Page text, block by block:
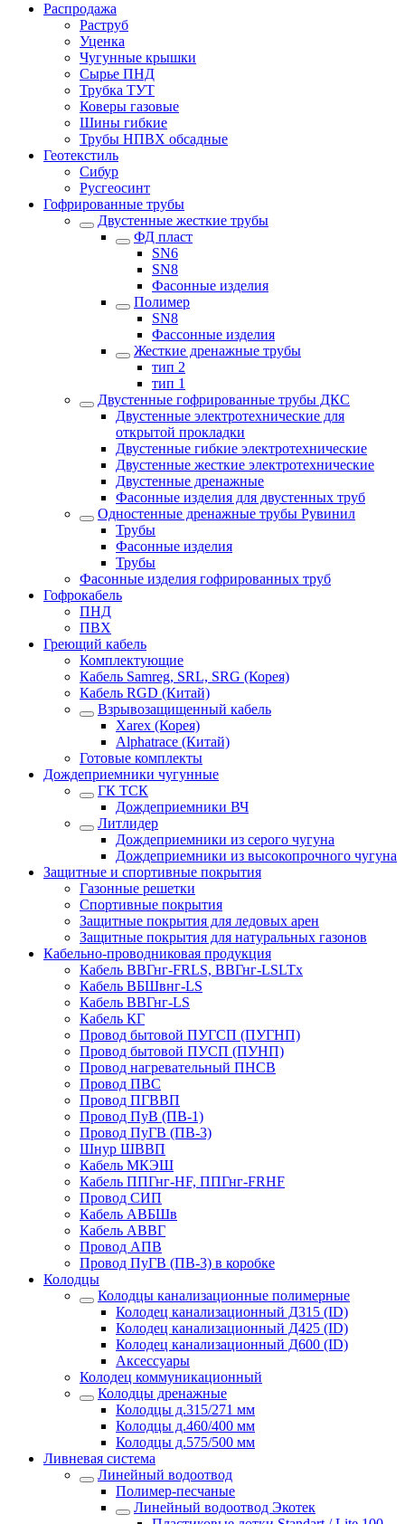
Распродажа
Раструб
Уценка
Чугунные крышки
Сырье ПНД
Трубка ТУТ
Коверы газовые
Шины гибкие
Трубы НПВХ обсадные
Геотекстиль
Сибур
Русгеосинт
Гофрированные трубы
Двустенные жесткие трубы
ФД пласт
SN6
SN8
Фасонные изделия
Полимер
SN8
Фассонные изделия
Жесткие дренажные трубы
тип 2
тип 1
Двустенные гофрированные трубы ДКС
Двустенные электротехнические для
открытой прокладки
Двустенные гибкие электротехнические
Двустенные жесткие электротехнические
Двустенные дренажные
Фасонные изделия для двустенных труб
Одностенные дренажные трубы Рувинил
Трубы
Фасонные изделия
Трубы
Фасонные изделия гофрированных труб
Гофрокабель
ПНД
ПВХ
Греющий кабель
Комплектующие
Кабель Samreg, SRL, SRG (Корея)
Кабель RGD (Китай)
Взрывозащищенный кабель
Xarex (Корея)
Alphatrace (Китай)
Готовые комплекты
Дождеприемники чугунные
ГК ТСК
Дождеприемники ВЧ
Литлидер
Дождеприемники из серого чугуна
Дождеприемники из высокопрочного чугуна
Защитные и спортивные покрытия
Газонные решетки
Спортивные покрытия
Защитные покрытия для ледовых арен
Защитные покрытия для натуральных газонов
Кабельно-проводниковая продукция
Кабель ВВГнг-FRLS, ВВГнг-LSLTx
Кабель ВБШвнг-LS
Кабель ВВГнг-LS
Кабель КГ
Провод бытовой ПУГСП (ПУГНП)
Провод бытовой ПУСП (ПУНП)
Провод нагревательный ПНСВ
Провод ПВС
Провод ПГВВП
Провод ПуВ (ПВ-1)
Провод ПуГВ (ПВ-3)
Шнур ШВВП
Кабель МКЭШ
Кабель ППГнг-HF, ППГнг-FRHF
Провод СИП
Кабель АВБШв
Кабель АВВГ
Провод АПВ
Провод ПуГВ (ПВ-3) в коробке
Колодцы
Колодцы канализационные полимерные
Колодец канализационный Д315 (ID)
Колодец канализационный Д425 (ID)
Колодец канализационный Д600 (ID)
Аксессуары
Колодец коммуникационный
Колодцы дренажные
Колодцы д.315/271 мм
Колодцы д.460/400 мм
Колодцы д.575/500 мм
Ливневая система
Линейный водоотвод
Полимер-песчаные
Линейный водоотвод Экотек